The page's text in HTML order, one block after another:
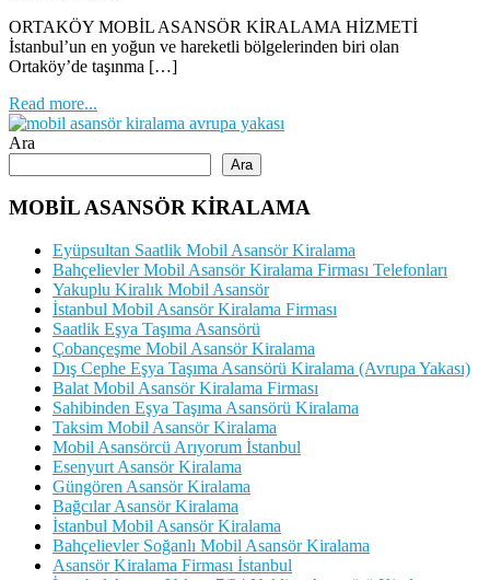
ORTAKÖY MOBİL ASANSÖR KİRALAMA HİZMETİ
İstanbul’un en yoğun ve hareketli bölgelerinden biri olan
Ortaköy’de taşınma […]
Read more...
Ara
Ara
MOBİL ASANSÖR KİRALAMA
Eyüpsultan Saatlik Mobil Asansör Kiralama
Bahçelievler Mobil Asansör Kiralama Firması Telefonları
Yakuplu Kiralık Mobil Asansör
İstanbul Mobil Asansör Kiralama Firması
Saatlik Eşya Taşıma Asansörü
Çobançeşme Mobil Asansör Kiralama
Dış Cephe Eşya Taşıma Asansörü Kiralama (Avrupa Yakası)
Balat Mobil Asansör Kiralama Firması
Sahibinden Eşya Taşıma Asansörü Kiralama
Taksim Mobil Asansör Kiralama
Mobil Asansörcü Arıyorum İstanbul
Esenyurt Asansör Kiralama
Güngören Asansör Kiralama
Bağcılar Asansör Kiralama
İstanbul Mobil Asansör Kiralama
Bahçelievler Soğanlı Mobil Asansör Kiralama
Asansör Kiralama Firması İstanbul